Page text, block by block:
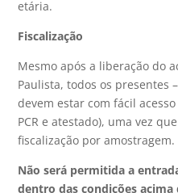
etária.
Fiscalização
Mesmo após a liberação do
Paulista, todos os presentes
devem estar com fácil
PCR e atestado), uma vez
fiscalização por amostragem.
Não será permitida a
dentro das condições acima